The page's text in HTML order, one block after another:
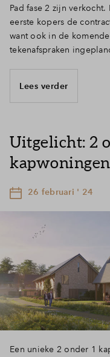
Pad fase 2 zijn
eerste kopers de
want ook in de
tekenafspraken
Lees verder
Uitgelicht: 2
26 februari ' 24
Een unieke 2 onder 1